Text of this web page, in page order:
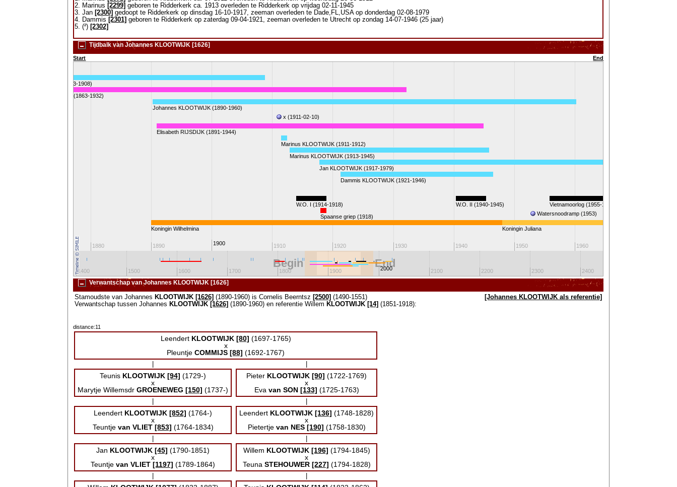
2. Marinus [2299] geboren te Ridderkerk ca. 1913 overleden te Ridderkerk op vrijdag 02-11-1945
3. Jan [2300] gedoopt te Ridderkerk op dinsdag 16-10-1917, zeeman overleden te Dade,FL,USA op donderdag 02-08-1979
4. Dammis [2301] geboren te Ridderkerk op zaterdag 09-04-1921, zeeman overleden te Utrecht op zondag 14-07-1946 (25 jaar)
5. (²) [2302]
Tijdbalk van Johannes KLOOTWIJK [1626]
Start End
1880 1890 1900 1910 1920 1930 1940 1950 1960
Vietnamoorlog (1955-1975)
Watersnoodramp (1953)
Koningin Juliana
W.O. II (1940-1945)
Dammis KLOOTWIJK (1921-1946)
Spaanse griep (1918)
Jan KLOOTWIJK (1917-1979)
W.O. I (1914-1918)
Marinus KLOOTWIJK (1913-1945)
Marinus KLOOTWIJK (1911-1912)
x (1911-02-10)
Elisabeth RIJSDIJK (1891-1944)
Johannes KLOOTWIJK (1890-1960)
Koningin Wilhelmina
Marinus KLOOTWIJK (1863-1908)
Willemina van der STAAY (1863-1932)
1400 1500 1600 1700 1800 1900 2000 2100 2200 2300 2400
Begin End
Verwantschap van Johannes KLOOTWIJK [1626]
Stamoudste van Johannes KLOOTWIJK [1626] (1890-1960) is Cornelis Beerntsz [2500] (1490-1551)
Verwantschap tussen Johannes KLOOTWIJK [1626] (1890-1960) en referentie Willem KLOOTWIJK [14] (1851-1918):
[Johannes KLOOTWIJK als referentie]
distance:11
Leendert KLOOTWIJK [80] (1697-1765)
x
PleuntjeCOMMIJS [88] (1692-1767)
Teunis KLOOTWIJK [94] (1729-)
x
Marytje WillemsdrGROENEWEG [150] (1737-)
Pieter KLOOTWIJK [90] (1722-1769)
x
Eva van SON [133] (1725-1763)
Leendert KLOOTWIJK [852] (1764-)
x
Teuntje van VLIET [853] (1764-1834)
Leendert KLOOTWIJK [136] (1748-1828)
x
Pietertje van NES [190] (1758-1830)
Jan KLOOTWIJK [45] (1790-1851)
x
Teuntjevan VLIET [1197] (1789-1864)
Willem KLOOTWIJK [196] (1794-1845)
x
Teuna STEHOUWER [227] (1794-1828)